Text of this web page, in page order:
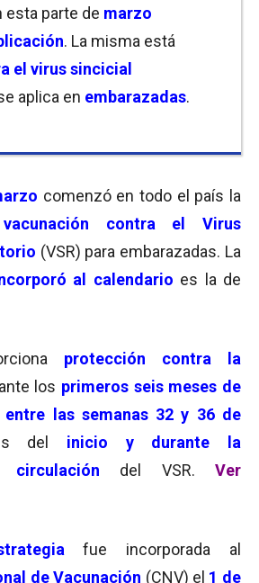
esta parte de marzo
. La misma está
el virus sincicial
aplica en embarazadas.
comenzó en todo el país la
contra el Virus
(VSR) para embarazadas. La
al calendario es la de
protección contra la
los primeros seis meses de
entre las semanas 32 y 36 de
del
inicio y durante la
del VSR.Ver
fue incorporada al
de Vacunación (CNV) el 1 de